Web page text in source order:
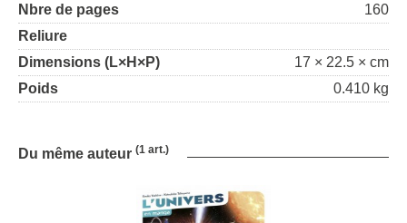
Nbre de pages
160
Reliure
Dimensions (L×H×P)
17 × 22.5 × cm
Poids
0.410 kg
Du même auteur (1 art.)